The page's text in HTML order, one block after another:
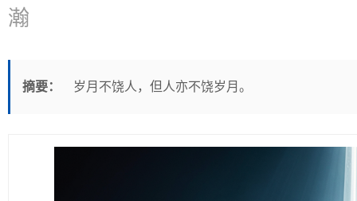
瀚
摘要： 岁月不饶人，但人亦不饶岁月。